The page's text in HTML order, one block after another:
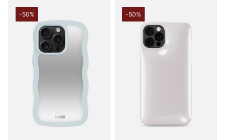
-50% -50%